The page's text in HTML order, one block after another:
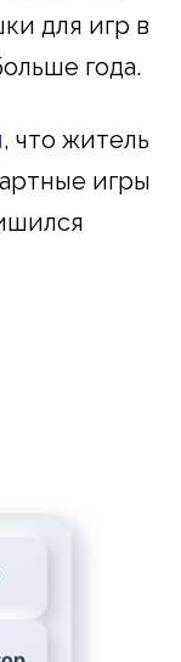
для игр в
года.
, что житель
игры